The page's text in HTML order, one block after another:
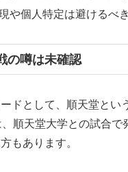
や個人特定は避けるべき
の噂は未確認
ドとして、順天堂とい
順天堂大学との試合で
もあります。